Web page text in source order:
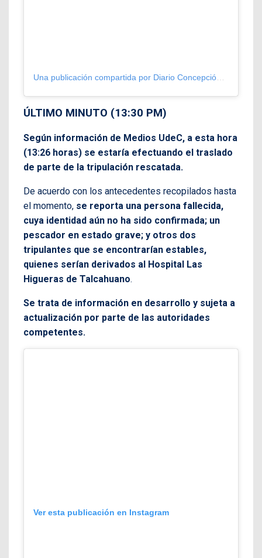
Una publicación compartida por Diario Concepción (@diarioconcepcion)
ÚLTIMO MINUTO (13:30 PM)
Según información de Medios UdeC, a esta hora
(13:26 horas) se estaría efectuando el traslado
de parte de la tripulación rescatada.
De acuerdo con los antecedentes recopilados hasta
el momento, se reporta una persona fallecida,
cuya identidad aún no ha sido confirmada; un
pescador en estado grave; y otros dos
tripulantes que se encontrarían estables,
quienes serían derivados al Hospital Las
Higueras de Talcahuano.
Se trata de información en desarrollo y sujeta a
actualización por parte de las autoridades
competentes.
Ver esta publicación en Instagram